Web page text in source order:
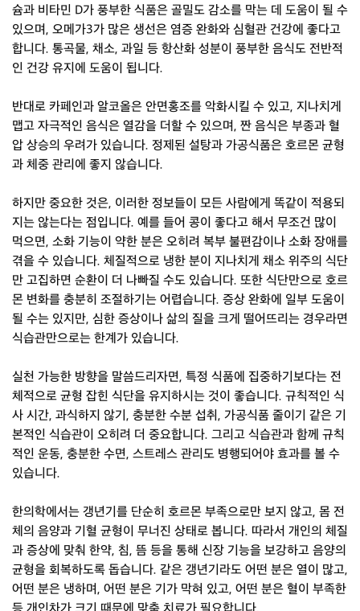
슘과 비타민 D가 풍부한 식품은 골밀도 감소를 막는 데 도움이 될 수
있으며, 오메가3가 많은 생선은 염증 완화와 심혈관 건강에 좋다고
합니다. 통곡물, 채소, 과일 등 항산화 성분이 풍부한 음식도 전반적
인 건강 유지에 도움이 됩니다.
반대로 카페인과 알코올은 안면홍조를 악화시킬 수 있고, 지나치게
맵고 자극적인 음식은 열감을 더할 수 있으며, 짠 음식은 부종과 혈
압 상승의 우려가 있습니다. 정제된 설탕과 가공식품은 호르몬 균형
과 체중 관리에 좋지 않습니다.
하지만 중요한 것은, 이러한 정보들이 모든 사람에게 똑같이 적용되
지는 않는다는 점입니다. 예를 들어 콩이 좋다고 해서 무조건 많이
먹으면, 소화 기능이 약한 분은 오히려 복부 불편감이나 소화 장애를
겪을 수 있습니다. 체질적으로 냉한 분이 지나치게 채소 위주의 식단
만 고집하면 순환이 더 나빠질 수도 있습니다. 또한 식단만으로 호르
몬 변화를 충분히 조절하기는 어렵습니다. 증상 완화에 일부 도움이
될 수는 있지만, 심한 증상이나 삶의 질을 크게 떨어뜨리는 경우라면
식습관만으로는 한계가 있습니다.
실천 가능한 방향을 말씀드리자면, 특정 식품에 집중하기보다는 전
체적으로 균형 잡힌 식단을 유지하시는 것이 좋습니다. 규칙적인 식
사 시간, 과식하지 않기, 충분한 수분 섭취, 가공식품 줄이기 같은 기
본적인 식습관이 오히려 더 중요합니다. 그리고 식습관과 함께 규칙
적인 운동, 충분한 수면, 스트레스 관리도 병행되어야 효과를 볼 수
있습니다.
한의학에서는 갱년기를 단순히 호르몬 부족으로만 보지 않고, 몸 전
체의 음양과 기혈 균형이 무너진 상태로 봅니다. 따라서 개인의 체질
과 증상에 맞춰 한약, 침, 뜸 등을 통해 신장 기능을 보강하고 음양의
균형을 회복하도록 돕습니다. 같은 갱년기라도 어떤 분은 열이 많고,
어떤 분은 냉하며, 어떤 분은 기가 막혀 있고, 어떤 분은 혈이 부족한